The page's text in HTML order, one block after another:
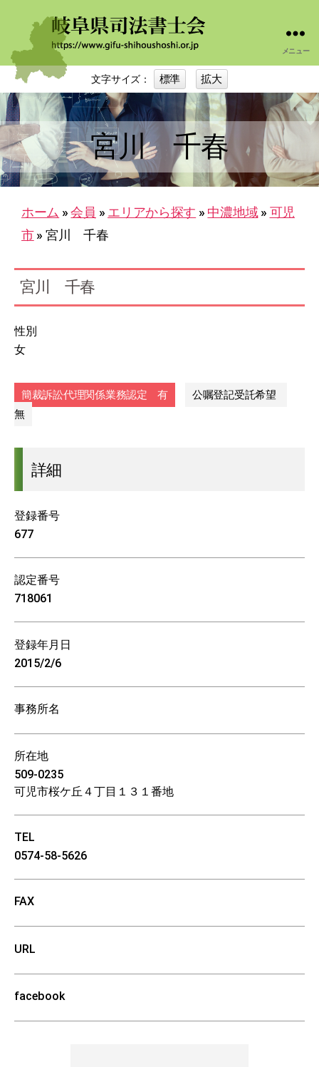
岐
阜
司
法
書
士
会
メニュー
文字サイズ： 標準 拡大
宮川 千春
ホーム » 会員 » エリアから探す » 中濃地域 » 可児
市 » 宮川 千春
宮川 千春
性別
女
簡裁訴訟代理関係業務認定 有
公嘱登記受託希望
無
詳細
登録番号
677
認定番号
718061
登録年月日
2015/2/6
事務所名
所在地
509-0235
可児市桜ケ丘４丁目１３１番地
TEL
0574-58-5626
FAX
URL
facebook